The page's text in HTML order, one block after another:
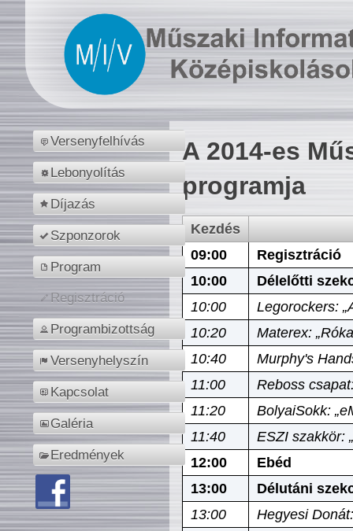
Versenyfelhívás
Lebonyolítás
Díjazás
Szponzorok
Program
Regisztráció
Programbizottság
Versenyhelyszín
Kapcsolat
Galéria
Eredmények
A 2014-es
programja
Kezdés
09:00
Regisztráció
10:00
Délelőtti
10:00
Legorockers:
10:20
Materex:
10:40
Murphy's
11:00
Reboss
11:20
BolyaiSokk:
11:40
ESZI szakkör:
12:00
Ebéd
13:00
Délutáni
13:00
Hegyesi